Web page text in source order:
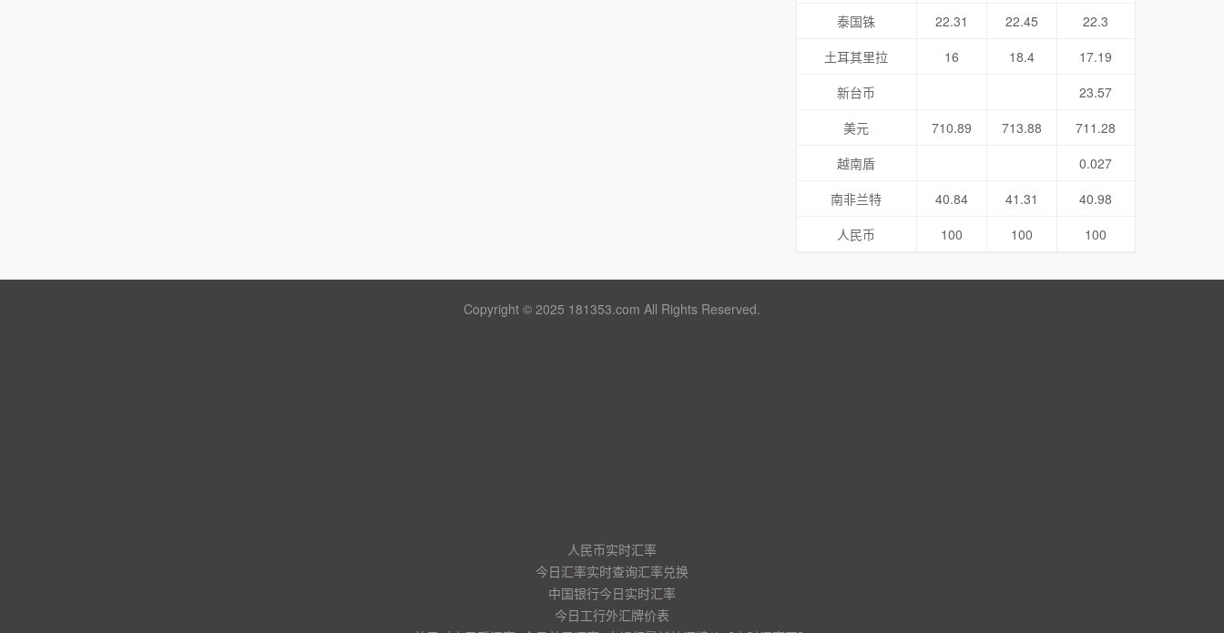
泰国铢
22.31 22.45
22.3
土耳其里拉
16 18.4
17.19
新台币
23.57
美元
710.89 713.88
711.28
越南盾
0.027
南非兰特
40.84 41.31
40.98
人民币
100 100 100
Copyright © 2025 181353.com All Rights Reserved.
人民币实时汇率
今日汇率实时查询汇率兑换
中国银行今日实时汇率
今日工行外汇牌价表